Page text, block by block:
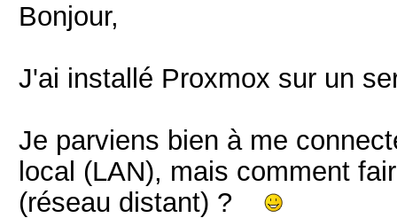
Bonjour,
J'ai installé Proxmox sur un
Je parviens bien à me
local (LAN), mais comment
(réseau distant) ?